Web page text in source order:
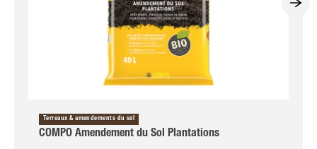
Terreaux & amendements du sol
COMPO Amendement du Sol Plantations